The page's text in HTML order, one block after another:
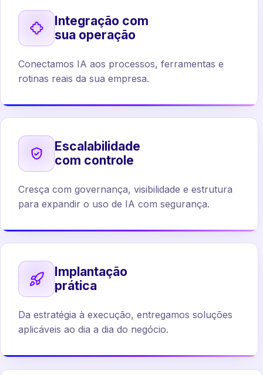
Integração com
sua operação
Conectamos IA aos processos, ferramentas e
rotinas reais da sua empresa.
Escalabilidade
com controle
Cresça com governança, visibilidade e estrutura
para expandir o uso de IA com segurança.
Implantação
prática
Da estratégia à execução, entregamos soluções
aplicáveis ao dia a dia do negócio.